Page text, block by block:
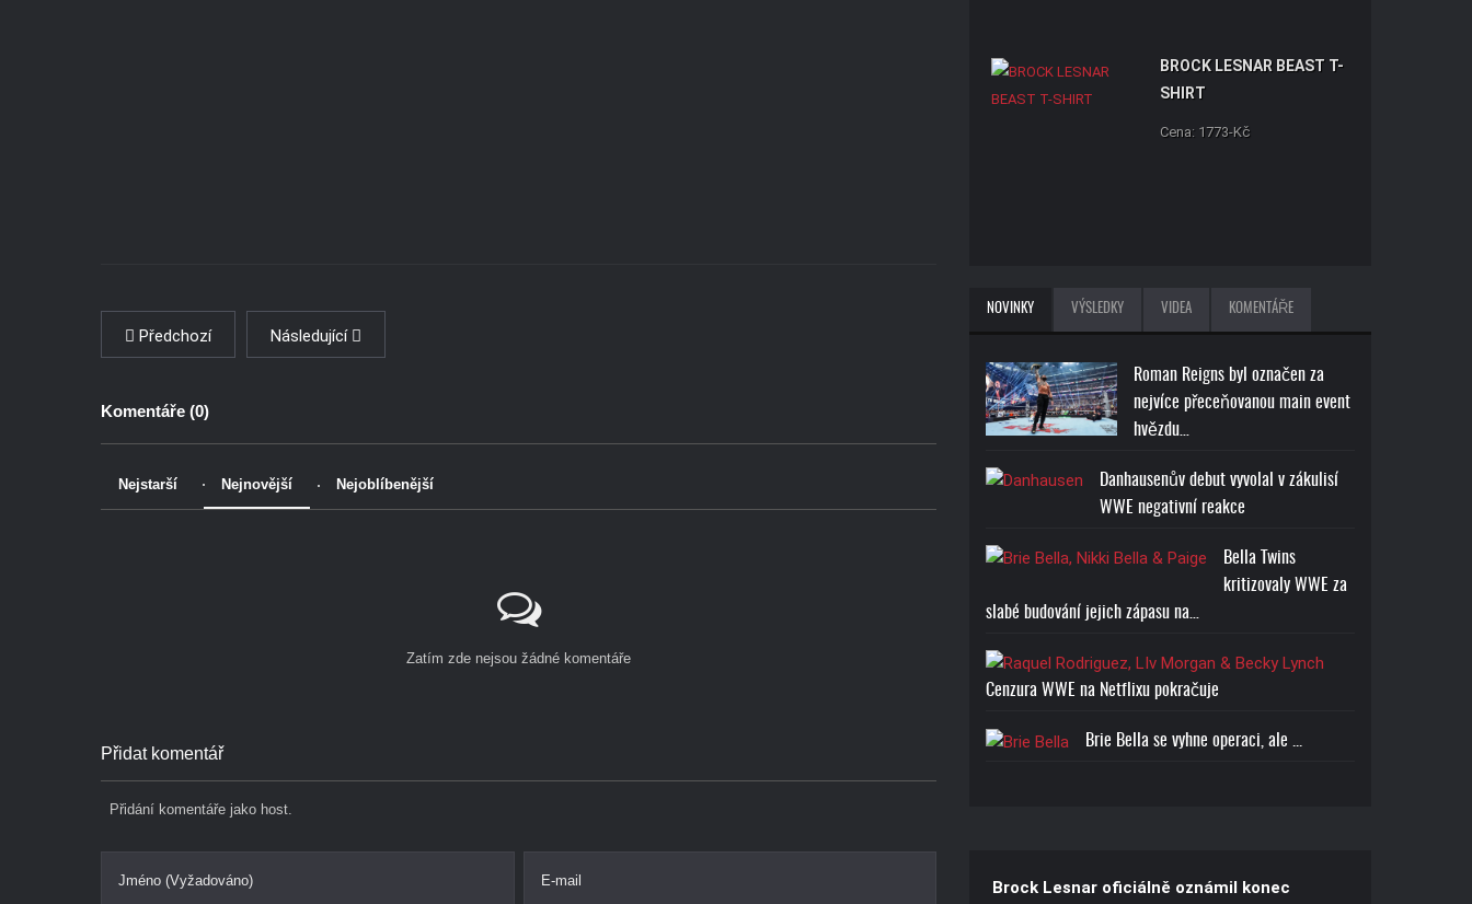
Předchozí Následující
Komentáře (0)
Nejstarší Nejnovější Nejoblíbenější
Zatím zde nejsou žádné komentáře
Přidat komentář
Přidání komentáře jako host.
Jméno (Vyžadováno) E-mail
BROCK LESNAR BEAST T-
SHIRT
Cena: 1773-Kč
NOVINKY VÝSLEDKY VIDEA KOMENTÁŘE
Roman Reigns byl označen za
nejvíce přeceňovanou main event
hvězdu…
Danhausenův debut vyvolal v zákulisí
WWE negativní reakce
Bella Twins
kritizovaly WWE za
slabé budování jejich zápasu na…
Cenzura WWE na Netflixu pokračuje
Brie Bella se vyhne operaci, ale ...
Brock Lesnar oficiálně oznámil konec